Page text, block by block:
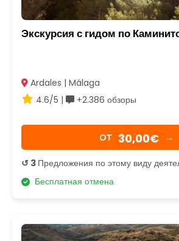
Экскурсия с гидом по
Ardales | Málaga
4.6/5 |
+2.386 обзоры
OТ 30,00€ →
↺ 3 Предложения по этому виду
Бесплатная отмена